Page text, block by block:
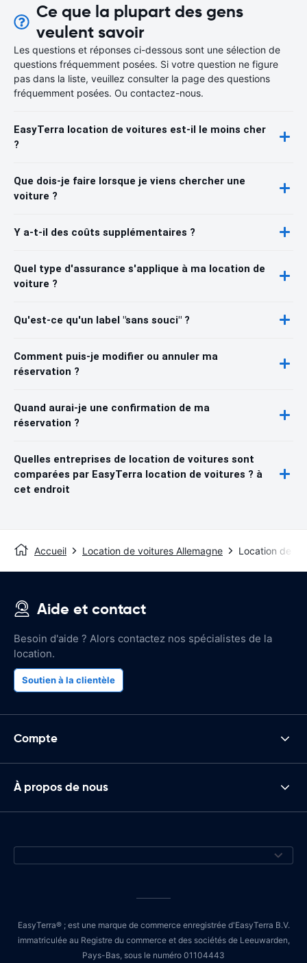
Ce que la plupart des gens
veulent savoir
Les questions et réponses ci-dessous sont une sélection de
questions fréquemment posées. Si votre question ne figure
pas dans la liste, veuillez consulter la page des questions
fréquemment posées. Ou contactez-nous.
EasyTerra location de voitures est-il le moins cher
?
Que dois-je faire lorsque je viens chercher une
voiture ?
Y a-t-il des coûts supplémentaires ?
Quel type d'assurance s'applique à ma location de
voiture ?
Qu'est-ce qu'un label "sans souci" ?
Comment puis-je modifier ou annuler ma
réservation ?
Quand aurai-je une confirmation de ma
réservation ?
Quelles entreprises de location de voitures sont
comparées par EasyTerra location de voitures ? à
cet endroit
Accueil Location de voitures Allemagne Location de
Aide et contact
Besoin d'aide ? Alors contactez nos spécialistes de la
location.
Soutien à la clientèle
Compte
À propos de nous
EasyTerra® ; est une marque de commerce enregistrée d'EasyTerra B.V.
immatriculée au Registre du commerce et des sociétés de Leeuwarden,
Pays-Bas, sous le numéro 01104443